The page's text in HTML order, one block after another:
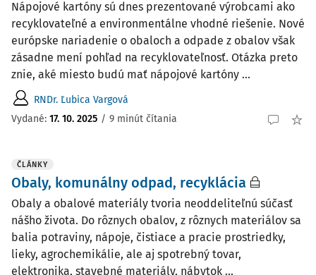
Nápojové kartóny sú dnes prezentované výrobcami ako
recyklovateľné a environmentálne vhodné riešenie. Nové
európske nariadenie o obaloch a odpade z obalov však
zásadne mení pohľad na recyklovateľnosť. Otázka preto
znie, aké miesto budú mať nápojové kartóny ...
RNDr. Ľubica Vargová
Vydané: 17. 10. 2025 / 9 minút čítania
ČLÁNKY
Obaly, komunálny odpad, recyklácia
Obaly a obalové materiály tvoria neoddeliteľnú súčasť
nášho života. Do rôznych obalov, z rôznych materiálov sa
balia potraviny, nápoje, čistiace a pracie prostriedky,
lieky, agrochemikálie, ale aj spotrebný tovar,
elektronika, stavebné materiály, nábytok ...